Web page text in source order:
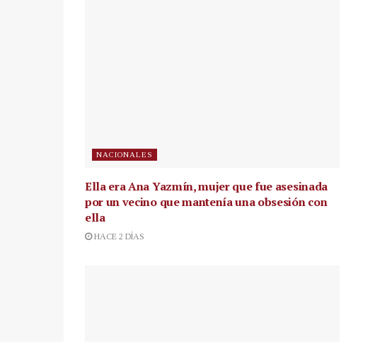
NACIONALES
Ella era Ana Yazmín, mujer que fue asesinada
por un vecino que mantenía una obsesión con
ella
HACE 2 DÍAS